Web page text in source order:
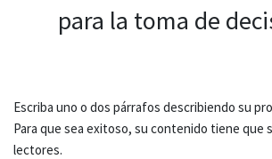
para la toma de
Escriba uno o dos párrafos describiendo su
Para que sea exitoso, su contenido tiene que
lectores.